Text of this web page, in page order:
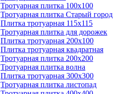
Тротуарная плитка 100x100
Тротуарная плитка Старый город
Плитка тротуарная 115x115
Тротуарная плитка для дорожек
Плитка тротуарная 200х100
Плитка тротуарная квадратная
Тротуарная плитка 200х200
Тротуарная плитка волна
Плитка тротуарная 300х300
Тротуарная плитка листопад